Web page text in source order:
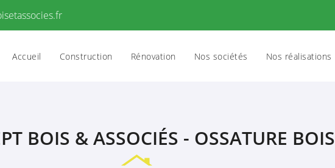
Accueil Construction Rénovation Nos sociétés Nos réalisations
BOIS & ASSOCIÉS - OSSATURE BOIS